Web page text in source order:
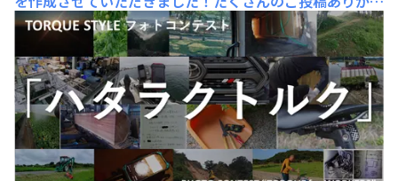
うございます。フォトコンテスト「ハタラクトルク」
に、たくさんのご投稿・いいねありがとうございます！皆
さんのアイキャッチ画像を活用させていただき、メインビ
ジュアルを作成しました！TORQUEらしい写真が集まって
格好良いですね！ 先日、TORQUE10周年に向けた取り
組みについて発表させていただきましたが、このフォ